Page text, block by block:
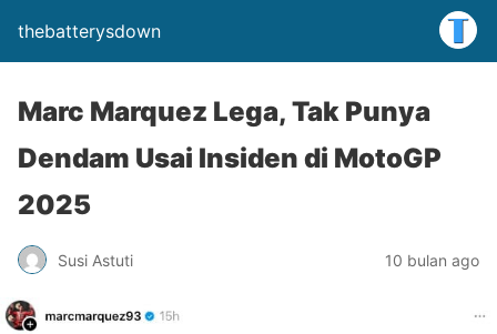
thebatterysdown
Marc Marquez Lega, Tak Punya
Dendam Usai Insiden di MotoGP
2025
Susi Astuti 10 bulan ago